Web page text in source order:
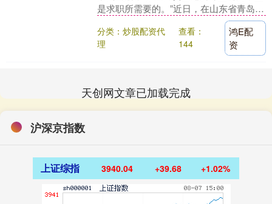
是求职所需要的。”近日，在山东省青岛市
市南区零工之家专场招聘会上，英语专业
应届毕....
分类：炒股配资代
理
查看：
144
鸿E配
资
天创网文章已加载完成
沪深京指数
上证综指 3940.04 +39.68 +1.02%